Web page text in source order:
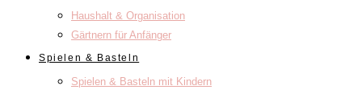
Haushalt & Organisation
Gärtnern für Anfänger
Spielen & Basteln
Spielen & Basteln mit Kindern